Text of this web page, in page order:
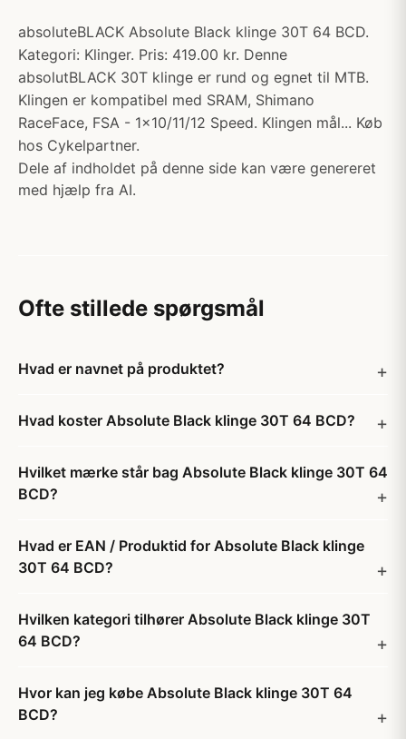
absoluteBLACK Absolute Black klinge 30T 64 BCD.
Kategori: Klinger. Pris: 419.00 kr. Denne
absolutBLACK 30T klinge er rund og egnet til MTB.
Klingen er kompatibel med SRAM, Shimano
RaceFace, FSA - 1x10/11/12 Speed. Klingen mål... Køb
hos Cykelpartner.
Dele af indholdet på denne side kan være genereret
med hjælp fra AI.
Ofte stillede spørgsmål
Hvad er navnet på produktet?
Hvad koster Absolute Black klinge 30T 64 BCD?
Hvilket mærke står bag Absolute Black klinge 30T 64
BCD?
Hvad er EAN / Produktid for Absolute Black klinge
30T 64 BCD?
Hvilken kategori tilhører Absolute Black klinge 30T
64 BCD?
Hvor kan jeg købe Absolute Black klinge 30T 64
BCD?